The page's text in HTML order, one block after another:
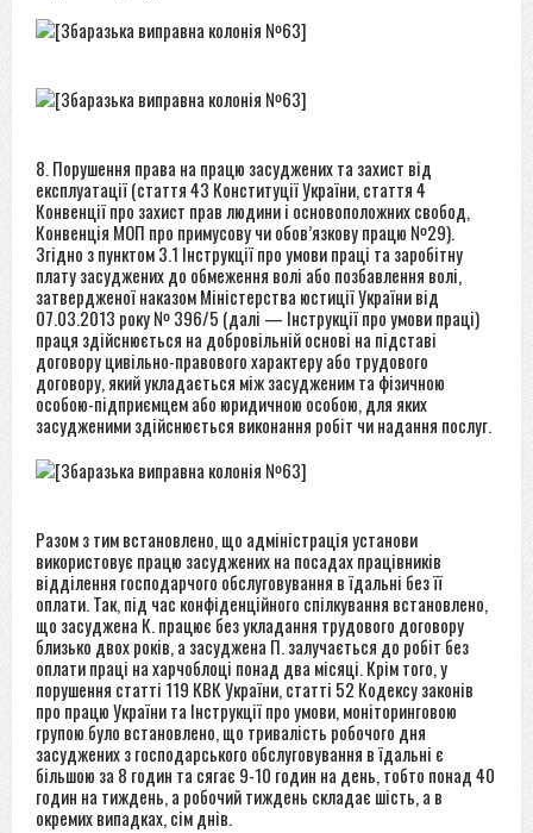
8. Порушення права на працю засуджених та захист від
експлуатації (стаття 43 Конституції України, стаття 4
Конвенції про захист прав людини і основоположних свобод,
Конвенція МОП про примусову чи обов’язкову працю №29).
Згідно з пунктом 3.1 Інструкції про умови праці та заробітну
плату засуджених до обмеження волі або позбавлення волі,
затвердженої наказом Міністерства юстиції України від
07.03.2013 року № 396/5 (далі — Інструкції про умови праці)
праця здійснюється на добровільній основі на підставі
договору цивільно-правового характеру або трудового
договору, який укладається між засудженим та фізичною
особою-підприємцем або юридичною особою, для яких
засудженими здійснюється виконання робіт чи надання послуг.
Разом з тим встановлено, що адміністрація установи
використовує працю засуджених на посадах працівників
відділення господарчого обслуговування в їдальні без її
оплати. Так, під час конфіденційного спілкування встановлено,
що засуджена К. працює без укладання трудового договору
близько двох років, а засуджена П. залучається до робіт без
оплати праці на харчоблоці понад два місяці. Крім того, у
порушення статті 119 КВК України, статті 52 Кодексу законів
про працю України та Інструкції про умови, моніторинговою
групою було встановлено, що тривалість робочого дня
засуджених з господарського обслуговування в їдальні є
більшою за 8 годин та сягає 9-10 годин на день, тобто понад 40
годин на тиждень, а робочий тиждень складає шість, а в
окремих випадках, сім днів.